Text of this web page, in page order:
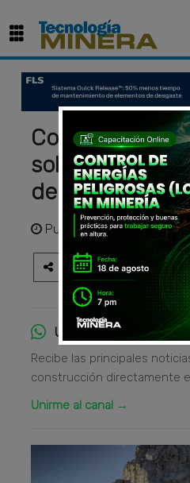
Conoce las
sobre orugas
del mercado
Publicadohace 11 meses
Únete al canal de
Recibe las principales
construcción directamente
Unirme al canal →